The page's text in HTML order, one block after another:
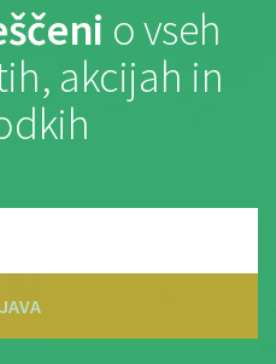
o vseh
akcijah in